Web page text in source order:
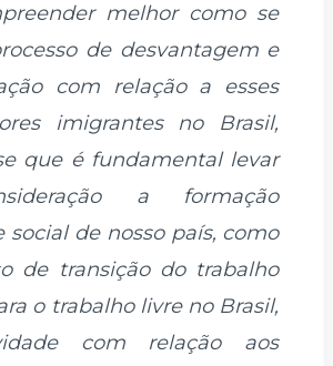
melhor como se
de desvantagem e
com relação a esses
imigrantes no Brasil,
que é fundamental levar
a formação
social de nosso país, como
de transição do trabalho
o trabalho livre no Brasil,
com relação aos